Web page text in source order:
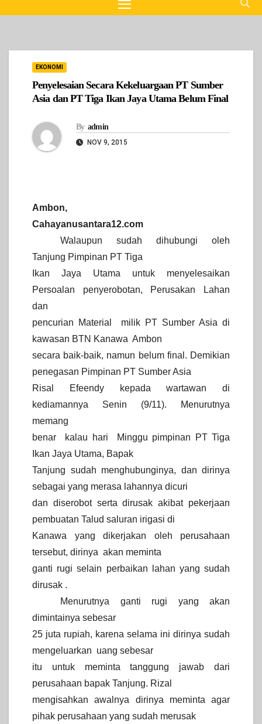
EKONOMI
Penyelesaian Secara Kekeluargaan PT Sumber
Asia dan PT Tiga Ikan Jaya Utama Belum Final
By admin
NOV 9, 2015
Ambon,
Cahayanusantara12.com
Walaupun sudah dihubungi oleh
Tanjung Pimpinan PT Tiga
Ikan Jaya Utama untuk menyelesaikan
Persoalan penyerobotan, Perusakan Lahan
dan
pencurian Material milik PT Sumber Asia di
kawasan BTN Kanawa Ambon
secara baik-baik, namun belum final. Demikian
penegasan Pimpinan PT Sumber Asia
Risal Efeendy kepada wartawan di
kediamannya Senin (9/11). Menurutnya
memang
benar kalau hari Minggu pimpinan PT Tiga
Ikan Jaya Utama, Bapak
Tanjung sudah menghubunginya, dan dirinya
sebagai yang merasa lahannya dicuri
dan diserobot serta dirusak akibat pekerjaan
pembuatan Talud saluran irigasi di
Kanawa yang dikerjakan oleh perusahaan
tersebut, dirinya akan meminta
ganti rugi selain perbaikan lahan yang sudah
dirusak .
Menurutnya ganti rugi yang akan
dimintainya sebesar
25 juta rupiah, karena selama ini dirinya sudah
mengeluarkan uang sebesar
itu untuk meminta tanggung jawab dari
perusahaan bapak Tanjung. Rizal
mengisahkan awalnya dirinya meminta agar
pihak perusahaan yang sudah merusak